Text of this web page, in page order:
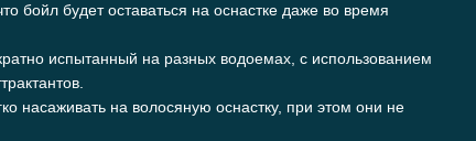
бойл будет оставаться на оснастке даже во время
испытанный на разных водоемах, с использованием
насаживать на волосяную оснастку, при этом они не